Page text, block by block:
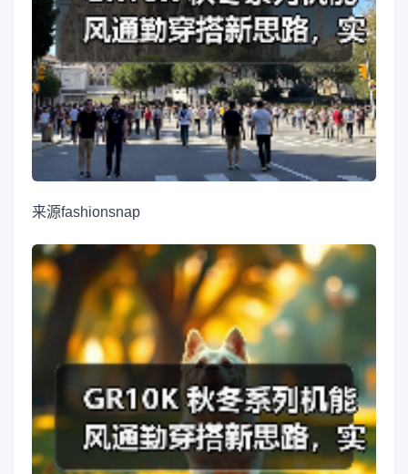
来源fashionsnap